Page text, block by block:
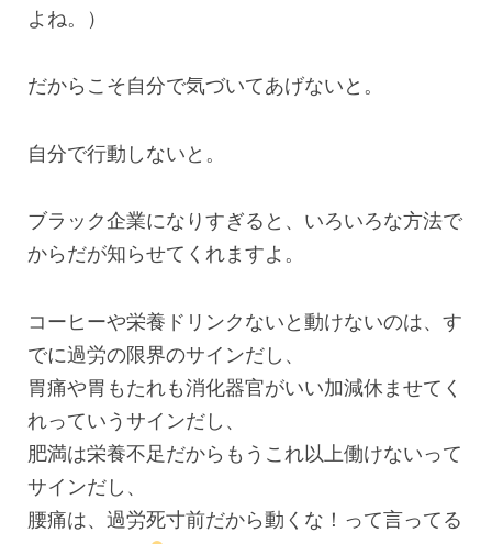
よね。）
だからこそ自分で気づいてあげないと。
自分で行動しないと。
ブラック企業になりすぎると、いろいろな方法で
からだが知らせてくれますよ。
コーヒーや栄養ドリンクないと動けないのは、す
でに過労の限界のサインだし、
胃痛や胃もたれも消化器官がいい加減休ませてく
れっていうサインだし、
肥満は栄養不足だからもうこれ以上働けないって
サインだし、
腰痛は、過労死寸前だから動くな！って言ってる